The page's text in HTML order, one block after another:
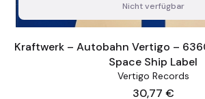
Nicht verfügbar
Kraftwerk – Autobahn Vertigo –
Space Ship Label
Vertigo Records
Preis
30,77 €